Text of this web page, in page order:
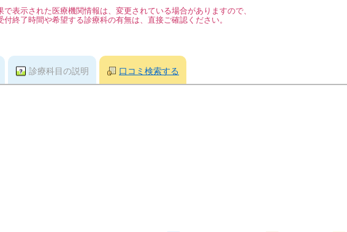
で表示された医療機関情報は、変更されている場合がありますので、
付終了時間や希望する診療科の有無は、直接ご確認ください。
診療科目の説明 口コミ検索する